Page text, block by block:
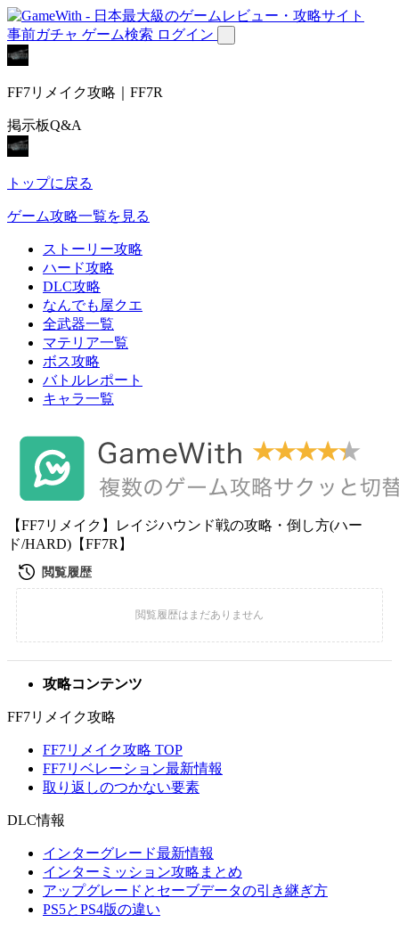
事前ガチャ ゲーム検索 ログイン
FF7リメイク攻略｜FF7R
掲示板Q&A
トップに戻る
ゲーム攻略一覧を見る
ストーリー攻略
ハード攻略
DLC攻略
なんでも屋クエ
全武器一覧
マテリア一覧
ボス攻略
バトルレポート
キャラ一覧
【FF7リメイク】レイジハウンド戦の攻略・倒し方(ハー
ド/HARD)【FF7R】
攻略コンテンツ
FF7リメイク攻略
FF7リメイク攻略 TOP
FF7リベレーション最新情報
取り返しのつかない要素
DLC情報
インターグレード最新情報
インターミッション攻略まとめ
アップグレードとセーブデータの引き継ぎ方
PS5とPS4版の違い